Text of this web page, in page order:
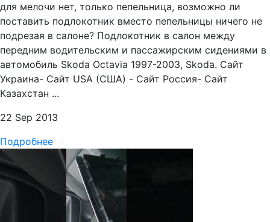
для мелочи нет, только пепельница, возможно ли
поставить подлокотник вместо пепельницы ничего не
подрезая в салоне? Подлокотник в салон между
передним водительским и пассажирским сидениями в
автомобиль Skoda Octavia 1997-2003, Skoda. Сайт
Украина- Сайт USA (США) - Сайт Россия- Сайт
Казахстан ...
22 Sep 2013
Подробнее